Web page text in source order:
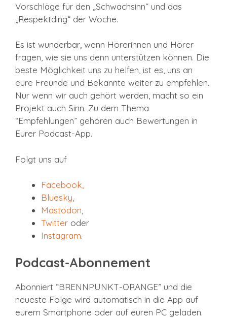
Vorschläge für den „Schwachsinn“ und das
„Respektding“ der Woche.
Es ist wunderbar, wenn Hörerinnen und Hörer
fragen, wie sie uns denn unterstützen können. Die
beste Möglichkeit uns zu helfen, ist es, uns an
eure Freunde und Bekannte weiter zu empfehlen.
Nur wenn wir auch gehört werden, macht so ein
Projekt auch Sinn. Zu dem Thema
“Empfehlungen” gehören auch Bewertungen in
Eurer Podcast-App.
Folgt uns auf
Facebook
Bluesky,
Mastodon
Twitter oder
Instagram.
Podcast-Abonnement
Abonniert “BRENNPUNKT-ORANGE” und die
neueste Folge wird automatisch in die App auf
eurem Smartphone oder auf euren PC geladen.